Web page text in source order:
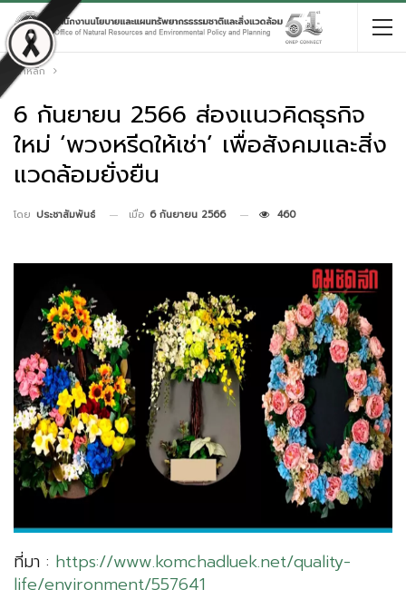
หน้าหลัก
6 กันยายน 2566 ส่องแนวคิดธุรกิจ
ใหม่ ‘พวงหรีดให้เช่า’ เพื่อสังคมและสิ่ง
แวดล้อมยั่งยืน
โดย ประชาสัมพันธ์ เมื่อ 6 กันยายน 2566 460
ที่มา : https://www.komchadluek.net/quality-
life/environment/557641